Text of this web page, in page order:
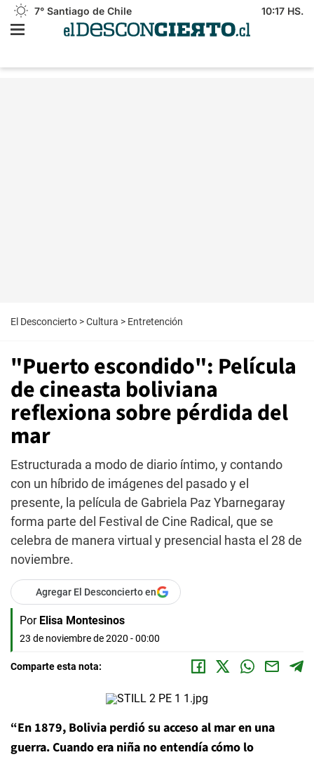
7° Santiago de Chile 10:17 HS.
El Desconcierto >Cultura > Entretención
"Puerto escondido": Película
de cineasta boliviana
reflexiona sobre pérdida del
mar
Estructurada a modo de diario íntimo, y contando
con un híbrido de imágenes del pasado y el
presente, la película de Gabriela Paz Ybarnegaray
forma parte del Festival de Cine Radical, que se
celebra de manera virtual y presencial hasta el 28 de
noviembre.
Agregar El Desconcierto en
Por Elisa Montesinos
23 de noviembre de 2020 - 00:00
Comparte esta nota:
“En 1879, Bolivia perdió su acceso al mar en una
guerra. Cuando era niña no entendía cómo lo